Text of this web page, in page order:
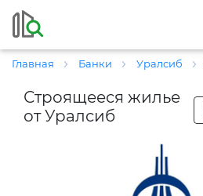
Главная Банки Уралсиб
Строящееся жилье
от Уралсиб